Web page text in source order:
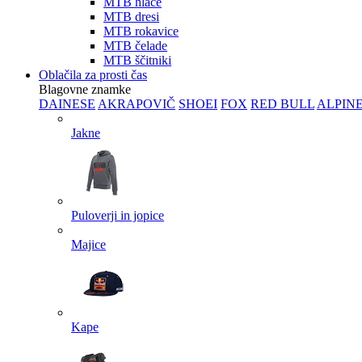
MTB dresi
MTB rokavice
MTB čelade
MTB ščitniki
Oblačila za prosti čas
Blagovne znamke
DAINESE AKRAPOVIČ SHOEI FOX RED BULL
Jakne
Puloverji in jopice
Majice
Kape